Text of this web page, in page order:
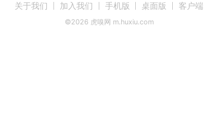
关于我们 加入我们 手机版 桌面版 客户端
©2026 虎嗅网 m.huxiu.com